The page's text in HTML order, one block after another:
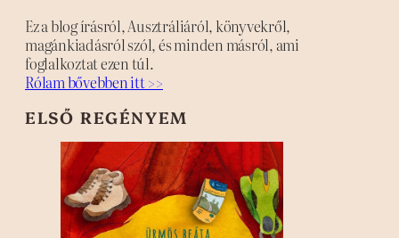
Ez a blog írásról, Ausztráliáról, könyvekről,
magánkiadásról szól, és minden másról, ami
foglalkoztat ezen túl.
Rólam bővebben itt >>
ELSŐ REGÉNYEM